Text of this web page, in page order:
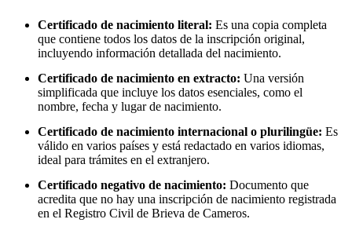
Certificado de nacimiento literal: Es una copia completa
que contiene todos los datos de la inscripción original,
incluyendo información detallada del nacimiento.
Certificado de nacimiento en extracto: Una versión
simplificada que incluye los datos esenciales, como el
nombre, fecha y lugar de nacimiento.
Certificado de nacimiento internacional o plurilingüe: Es
válido en varios países y está redactado en varios idiomas,
ideal para trámites en el extranjero.
Certificado negativo de nacimiento: Documento que
acredita que no hay una inscripción de nacimiento registrada
en el Registro Civil de Brieva de Cameros.